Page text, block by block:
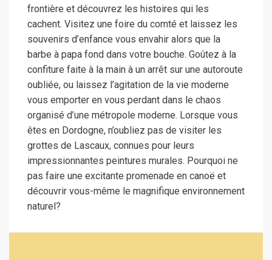
frontière et découvrez les histoires qui les
cachent. Visitez une foire du comté et laissez les
souvenirs d’enfance vous envahir alors que la
barbe à papa fond dans votre bouche. Goûtez à la
confiture faite à la main à un arrêt sur une autoroute
oubliée, ou laissez l’agitation de la vie moderne
vous emporter en vous perdant dans le chaos
organisé d’une métropole moderne. Lorsque vous
êtes en Dordogne, n’oubliez pas de visiter les
grottes de Lascaux, connues pour leurs
impressionnantes peintures murales. Pourquoi ne
pas faire une excitante promenade en canoë et
découvrir vous-même le magnifique environnement
naturel?